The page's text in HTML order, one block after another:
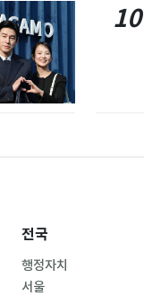
10
전국
행정자치
서울